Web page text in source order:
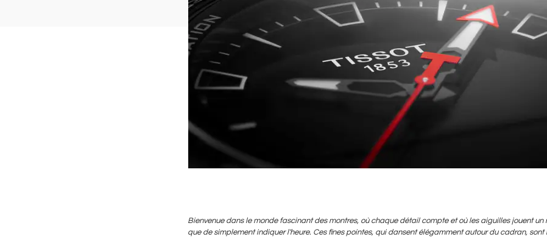
Bienvenue dans le monde fascinant des montres, où chaque détail compte et où les aiguilles jouent un
que de simplement indiquer l'heure. Ces fines pointes, qui dansent élégamment autour du cadran, sont